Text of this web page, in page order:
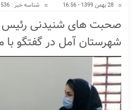
28 بهمن 1399 - 16:56
شناسه خبر : 151536
صحبت های شنیدنی رئیس
شهرستان آمل در گفتگو با